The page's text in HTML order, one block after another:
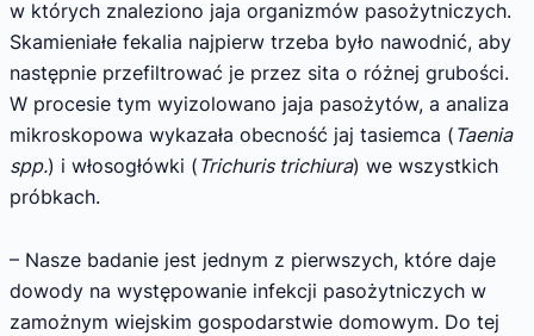
w których znaleziono jaja organizmów pasożytniczych.
Skamieniałe fekalia najpierw trzeba było nawodnić, aby
następnie przefiltrować je przez sita o różnej grubości.
W procesie tym wyizolowano jaja pasożytów, a analiza
mikroskopowa wykazała obecność jaj tasiemca ( Taenia
spp.) i włosogłówki ( Trichuris trichiura) we wszystkich
próbkach.
– Nasze badanie jest jednym z pierwszych, które daje
dowody na występowanie infekcji pasożytniczych w
zamożnym wiejskim gospodarstwie domowym. Do tej